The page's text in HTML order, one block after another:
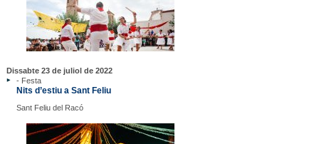
Dissabte 23 de juliol de 2022
- Festa
Nits d’estiu a Sant Feliu
Sant Feliu del Racó